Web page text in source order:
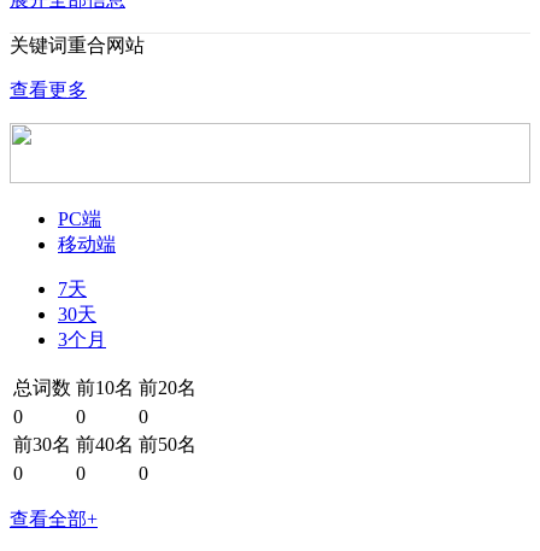
关键词重合网站
查看更多
PC端
移动端
7天
30天
3个月
总词数 前10名 前20名
0
0
0
前30名 前40名 前50名
0
0 0
查看全部+